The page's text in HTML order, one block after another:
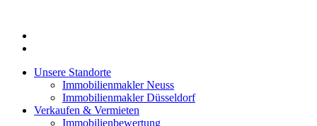
springen
Unsere Standorte
Immobilienmakler Neuss
Immobilienmakler Düsseldorf
Verkaufen & Vermieten
Immobilienbewertung